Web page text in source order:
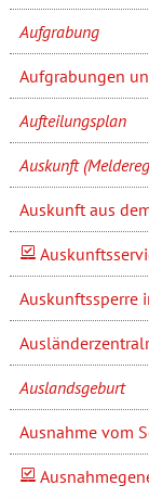
Aufgrabung
Aufgrabungen
Aufteilungsplan
Auskunft
Auskunft aus
Auskunftssperre
Auslandsgeburt
Ausnahme vom